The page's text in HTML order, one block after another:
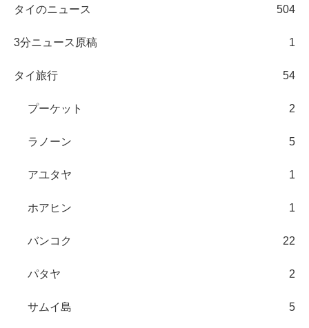
タイのニュース 504
3分ニュース原稿 1
タイ旅行 54
プーケット 2
ラノーン 5
アユタヤ 1
ホアヒン 1
バンコク 22
パタヤ 2
サムイ島 5